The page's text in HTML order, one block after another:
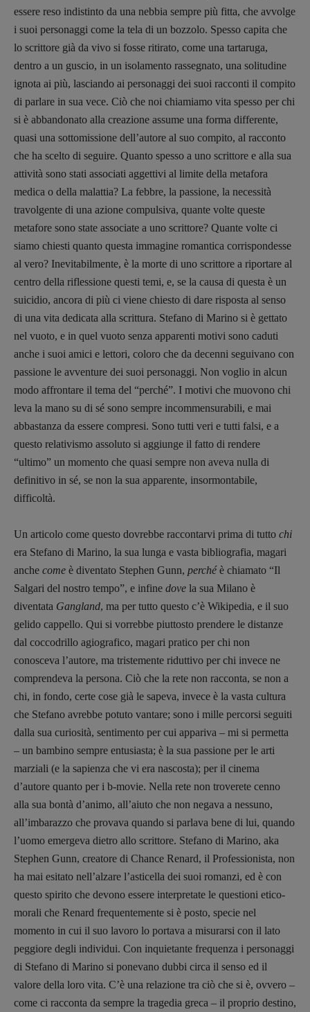
Recensioni
Primo Piano
Interviste
RUBRICHE
Archeologie del
presente
Fumetti
Libro & Film
Opera prima
DOSSIER
12 dicembre
Blade Runner 40
Editoria
Intelligenza Artificiale
Maestri sommersi
Pasolini 1922-2022
Psichedelia
Scienza
Stranimondi
Tornare a Ballard
Valerio Evangelisti
Vampirismi
Zong!
DIRETTRICE RESPONSABILE
Antonella Marrone
REDAZIONE
Walter Catalano,Giuseppe Costigliola,
Anna da Re ,Roberto Derobertis Elio
Marcoli
Elisabetta Michielin
Spallina,Roberto Sturm,Tania Tonin
CONTATTI
Case editrici e coordinamento
recensioni:
Elio Grasso
[eliovoyager@gmail.com]
Elisabetta Michielin
[michielin.elisabetta@gmail.com]
Coordinamento News in breve:
Anna da Re
[anna.dare.comunicazione@gmail.com]
Coordinamento Fumetti:
essere reso indistinto da una nebbia sempre più fitta, che avvolge
i suoi personaggi come la tela di un bozzolo. Spesso capita che
lo scrittore già da vivo si fosse ritirato, come una tartaruga,
dentro a un guscio, in un isolamento rassegnato, una solitudine
ignota ai più, lasciando ai personaggi dei suoi racconti il compito
di parlare in sua vece. Ciò che noi chiamiamo vita spesso per chi
si è abbandonato alla creazione assume una forma differente,
quasi una sottomissione dell’autore al suo compito, al racconto
che ha scelto di seguire. Quanto spesso a uno scrittore e alla sua
attività sono stati associati aggettivi al limite della metafora
medica o della malattia? La febbre, la passione, la necessità
travolgente di una azione compulsiva, quante volte queste
metafore sono state associate a uno scrittore? Quante volte ci
siamo chiesti quanto questa immagine romantica corrispondesse
al vero? Inevitabilmente, è la morte di uno scrittore a riportare al
centro della riflessione questi temi, e, se la causa di questa è un
suicidio, ancora di più ci viene chiesto di dare risposta al senso
di una vita dedicata alla scrittura. Stefano di Marino si è gettato
nel vuoto, e in quel vuoto senza apparenti motivi sono caduti
anche i suoi amici e lettori, coloro che da decenni seguivano con
passione le avventure dei suoi personaggi. Non voglio in alcun
modo affrontare il tema del “perché”. I motivi che muovono chi
leva la mano su di sé sono sempre incommensurabili, e mai
abbastanza da essere compresi. Sono tutti veri e tutti falsi, e a
questo relativismo assoluto si aggiunge il fatto di rendere
“ultimo” un momento che quasi sempre non aveva nulla di
definitivo in sé, se non la sua apparente, insormontabile,
difficoltà.
Un articolo come questo dovrebbe raccontarvi prima di tutto chi
era Stefano di Marino, la sua lunga e vasta bibliografia, magari
anche come è diventato Stephen Gunn, perchéè chiamato “Il
Salgari del nostro tempo”, e infine dove la sua Milano è
diventata Gangland, ma per tutto questo c’è Wikipedia, e il suo
gelido cappello. Qui si vorrebbe piuttosto prendere le distanze
dal coccodrillo agiografico, magari pratico per chi non
conosceva l’autore, ma tristemente riduttivo per chi invece ne
comprendeva la persona. Ciò che la rete non racconta, se non a
chi, in fondo, certe cose già le sapeva, invece è la vasta cultura
che Stefano avrebbe potuto vantare; sono i mille percorsi seguiti
dalla sua curiosità, sentimento per cui appariva – mi si permetta
– un bambino sempre entusiasta; è la sua passione per le arti
marziali (e la sapienza che vi era nascosta); per il cinema
d’autore quanto per i b-movie. Nella rete non troverete cenno
alla sua bontà d’animo, all’aiuto che non negava a nessuno,
all’imbarazzo che provava quando si parlava bene di lui, quando
l’uomo emergeva dietro allo scrittore. Stefano di Marino, aka
Stephen Gunn, creatore di Chance Renard, il Professionista, non
ha mai esitato nell’alzare l’asticella dei suoi romanzi, ed è con
questo spirito che devono essere interpretate le questioni etico-
morali che Renard frequentemente si è posto, specie nel
momento in cui il suo lavoro lo portava a misurarsi con il lato
peggiore degli individui. Con inquietante frequenza i personaggi
di Stefano di Marino si ponevano dubbi circa il senso ed il
valore della loro vita. C’è una relazione tra ciò che si è, ovvero –
come ci racconta da sempre la tragedia greca – il proprio destino,